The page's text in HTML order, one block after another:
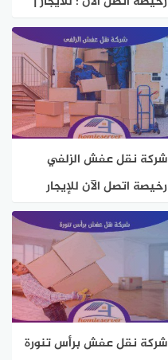
هوم سيرفر
شركة نقل عفش الزلفي
رخيصة اتصل الآن للإيجار
بخصم 37% هوم سيرفر
شركة نقل عفش برأس تنورة